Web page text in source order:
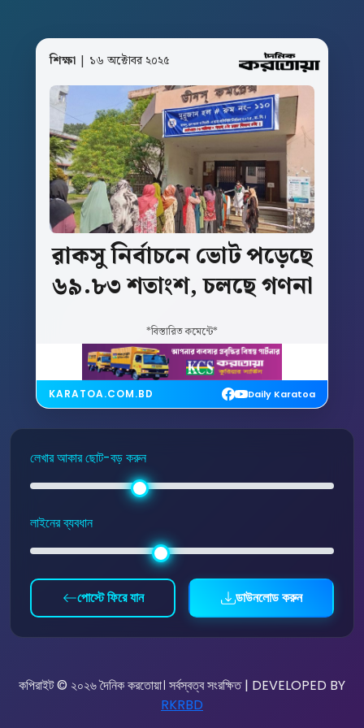
শিক্ষা | ১৬ অক্টোবর ২০২৫
রাকসুনির্বাচনেভোটপড়েছে
৬৯.৮৩শতাংশ, চলছেগণনা
*বিস্তারিত কমেন্টে*
KARATOA.COM.BD Daily Karatoa
লেখার আকার ছোট-বড় করুন
লাইনের ব্যবধান
পোস্টে ফিরে যান ডাউনলোড করুন
কপিরাইট © ২০২৬ দৈনিক করতোয়া। সর্বস্বত্ব সংরক্ষিত | DEVELOPED BY
RKRBD